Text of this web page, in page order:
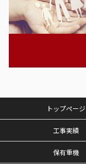
トップページ
工事実績
保有重機